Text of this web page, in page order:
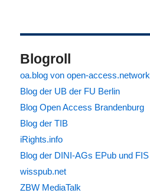
Blogroll
oa.blog von open-access.network
Blog der UB der FU Berlin
Blog Open Access Brandenburg
Blog der TIB
iRights.info
Blog der DINI-AGs EPub und FIS
wisspub.net
ZBW MediaTalk